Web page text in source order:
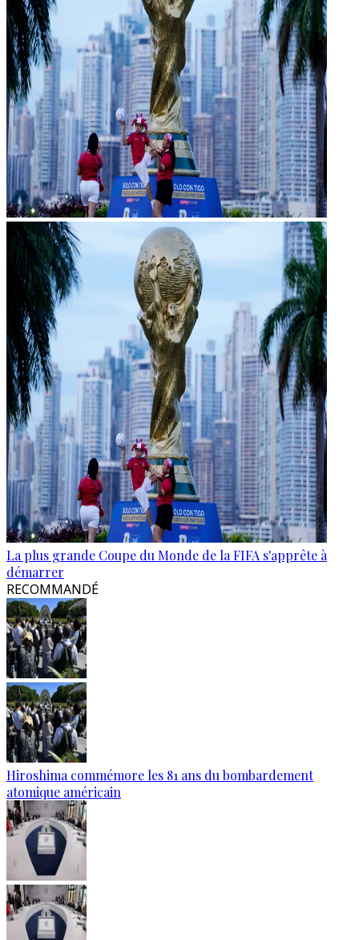
La plus grande Coupe du Monde de la FIFA s'apprête à
démarrer
RECOMMANDÉ
Hiroshima commémore les 81 ans du bombardement
atomique américain